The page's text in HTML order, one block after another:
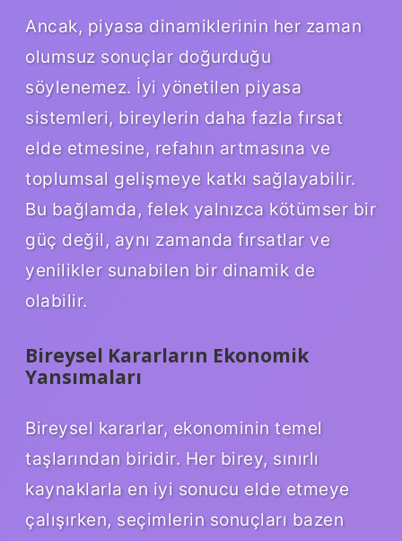
Ancak, piyasa dinamiklerinin her zaman
olumsuz sonuçlar doğurduğu
söylenemez. İyi yönetilen piyasa
sistemleri, bireylerin daha fazla fırsat
elde etmesine, refahın artmasına ve
toplumsal gelişmeye katkı sağlayabilir.
Bu bağlamda, felek yalnızca kötümser bir
güç değil, aynı zamanda fırsatlar ve
yenilikler sunabilen bir dinamik de
olabilir.
Bireysel Kararların Ekonomik
Yansımaları
Bireysel kararlar, ekonominin temel
taşlarından biridir. Her birey, sınırlı
kaynaklarla en iyi sonucu elde etmeye
çalışırken, seçimlerin sonuçları bazen